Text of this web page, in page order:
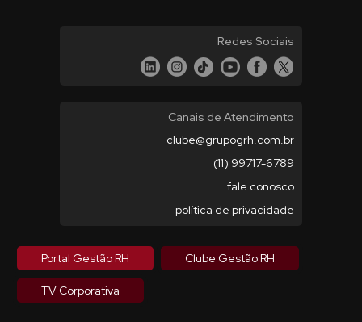
Redes Sociais
Canais de Atendimento
clube@grupogrh.com.br
(11) 99717-6789
fale conosco
política de privacidade
Portal Gestão RH Clube Gestão RH
TV Corporativa